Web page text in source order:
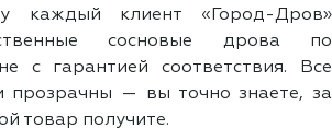
каждый клиент «Город-Дров»
сосновые дрова по
с гарантией соответствия. Все
прозрачны — вы точно знаете, за
товар получите.